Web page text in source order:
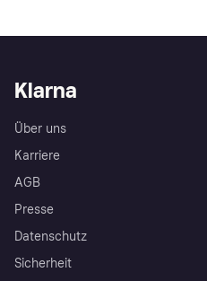
Klarna
Über uns
Karriere
AGB
Presse
Datenschutz
Sicherheit